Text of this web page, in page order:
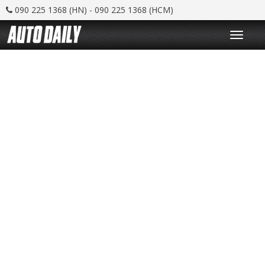
090 225 1368 (HN) - 090 225 1368 (HCM)
T
o
g